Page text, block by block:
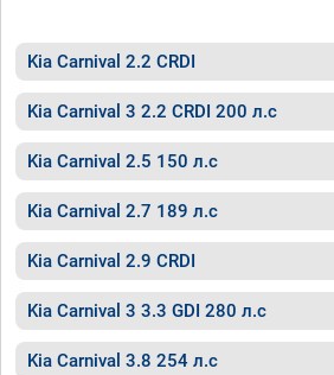
Kia Carnival 2.2 CRDI
Kia Carnival 3 2.2 CRDI 200 л.с
Kia Carnival 2.5 150 л.с
Kia Carnival 2.7 189 л.с
Kia Carnival 2.9 CRDI
Kia Carnival 3 3.3 GDI 280 л.с
Kia Carnival 3.8 254 л.с